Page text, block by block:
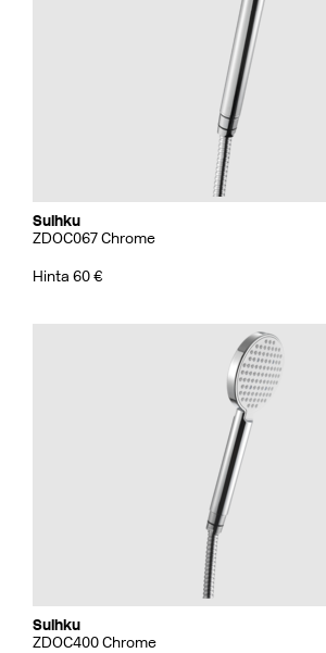
Suihku
ZDOC067 Chrome
Hinta 60 €
Suihku
ZDOC400 Chrome